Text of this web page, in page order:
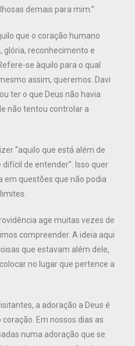
demais para mim.”
que o coração humano
glória, reconhecimento e
se àquilo para o qual
assim, queremos. Davi
ter o que Deus não havia
não tentou controlar a
“aquilo que está além de
difícil de entender”. Isso quer
em questões que não podia
age muitas vezes de
compreender. A ideia aqui
que estavam além dele,
no lugar que pertence a
a adoração a Deus é
Em nossos dias as
numa adoração que se